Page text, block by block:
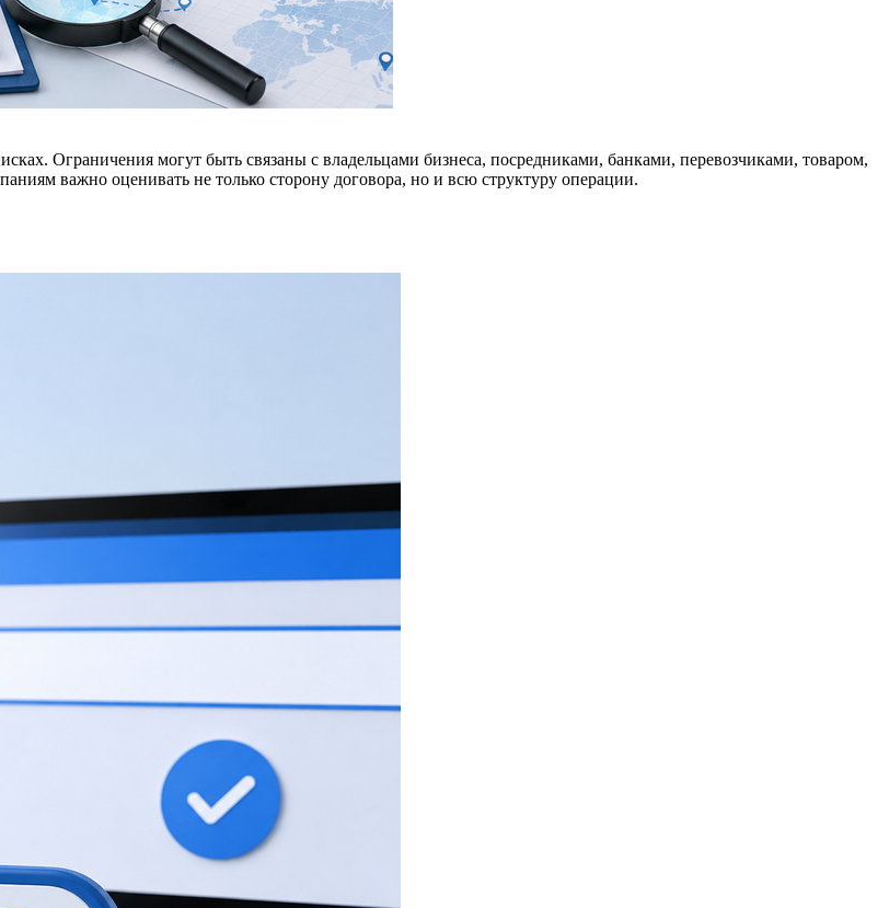
Ограничения могут быть связаны с владельцами бизнеса, посредниками, банками, перевозчиками, товаром,
важно оценивать не только сторону договора, но и всю структуру операции.